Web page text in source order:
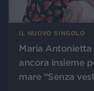
IL NUOVO SINGOLO
Maria Antonietta
ancora insieme
mare “Senza